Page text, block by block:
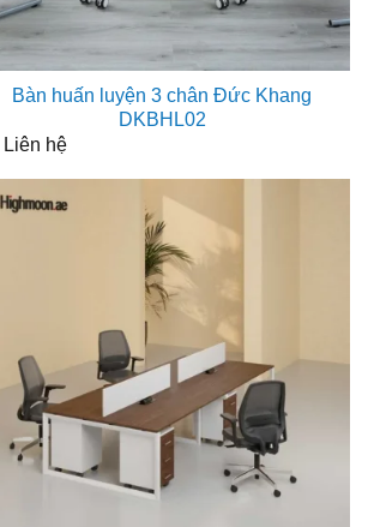
Bàn huấn luyện 3 chân Đức Khang
DKBHL02
Liên hệ